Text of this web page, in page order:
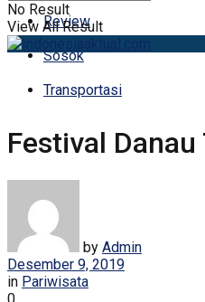
Review
Sosok
Transportasi
No Result
View All Result
Festival
by Admin
Desember 9, 2019
in Pariwisata